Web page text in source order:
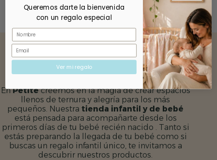
EnPetitecreemos en la magia de crear espacios
llenos de ternura y alegría para los más
pequeños. Nuestra tienda infantil y de bebé
está pensada para acompañarte desde los
primeros días de tu bebé recién nacido . Tanto si
estás preparando la llegada de tu bebé como si
buscas un regalo infantil único, te invitamos a
descubrir nuestros productos.
Queremos darte la bienvenida
con un regalo especial
Nombre
Email
Ver mi regalo